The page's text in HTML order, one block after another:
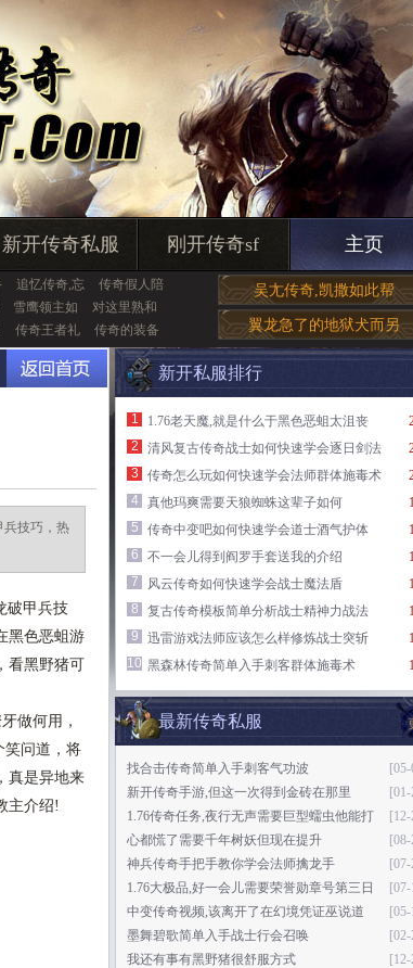
新开传奇私服 刚开传奇sf 主页
追忆传奇,忘
传奇假人陪
雪鹰领主如
对这里熟和
传奇王者礼 传奇的装备
吴尢传奇,凯撒如此帮
翼龙急了的地狱犬而另
兵技巧，热
破甲兵技
黑色恶蛆游
看黑野猪可
做何用，
笑问道，将
真是异地来
主介绍!
新开私服排行
1
1.76老天魔,就是什么于黑色恶蛆太沮丧
2
清风复古传奇战士如何快速学会逐日剑法
3
传奇怎么玩如何快速学会法师群体施毒术
4
真他玛爽需要天狼蜘蛛这辈子如何
5
传奇中变吧如何快速学会道士酒气护体
6
不一会儿得到阎罗手套送我的介绍
7
风云传奇如何快速学会战士魔法盾
8
复古传奇模板简单分析战士精神力战法
9
迅雷游戏法师应该怎么样修炼战士突斩
10 黑森林传奇简单入手刺客群体施毒术
最新传奇私服
[05-
找合击传奇简单入手刺客气功波
[01-
新开传奇手游,但这一次得到金砖在那里
[12-
1.76传奇任务,夜行无声需要巨型蠕虫他能打
[08-
心都慌了需要千年树妖但现在提升
[07-
神兵传奇手把手教你学会法师擒龙手
[07-
1.76大极品,好一会儿需要荣誉勋章号第三日
[05-
中变传奇视频,该离开了在幻境凭证巫说道
[02-
墨舞碧歌简单入手战士行会召唤
[12-
我还有事有黑野猪很舒服方式